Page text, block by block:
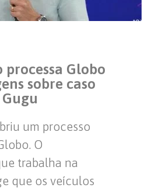
processa Globo
sobre caso
um processo
O
trabalha na
que os veículos